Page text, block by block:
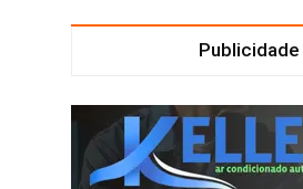
Publicidade